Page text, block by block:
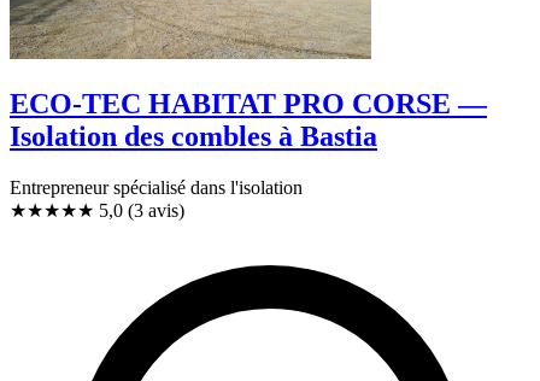
ECO-TEC HABITAT PRO CORSE —
Isolation des combles à Bastia
Entrepreneur spécialisé dans l'isolation
★★★★★ 5,0 (3 avis)